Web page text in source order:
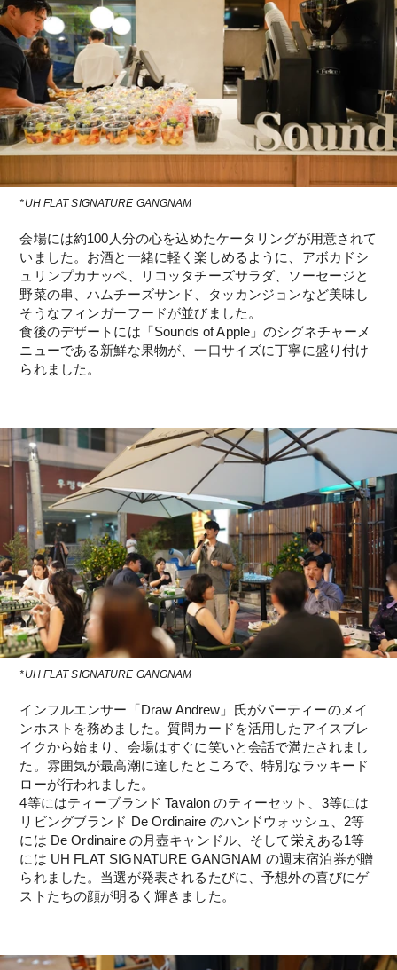
*UH FLAT SIGNATURE GANGNAM
会場には約100人分の心を込めたケータリングが用意されて
いました。お酒と一緒に軽く楽しめるように、アボカドシ
ュリンプカナッペ、リコッタチーズサラダ、ソーセージと
野菜の串、ハムチーズサンド、タッカンジョンなど美味し
そうなフィンガーフードが並びました。
食後のデザートには「Sounds of Apple」のシグネチャーメ
ニューである新鮮な果物が、一口サイズに丁寧に盛り付け
られました。
*UH FLAT SIGNATURE GANGNAM
インフルエンサー「Draw Andrew」氏がパーティーのメイ
ンホストを務めました。質問カードを活用したアイスブレ
イクから始まり、会場はすぐに笑いと会話で満たされまし
た。雰囲気が最高潮に達したところで、特別なラッキード
ローが行われました。
4等にはティーブランド Tavalon のティーセット、3等には
リビングブランド De Ordinaire のハンドウォッシュ、2等
には De Ordinaire の月壺キャンドル、そして栄えある1等
には UH FLAT SIGNATURE GANGNAM の週末宿泊券が贈
られました。当選が発表されるたびに、予想外の喜びにゲ
ストたちの顔が明るく輝きました。